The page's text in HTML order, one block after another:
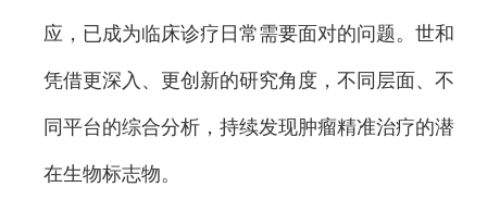
应，已成为临床诊疗日常需要面对的问题。世和
凭借更深入、更创新的研究角度，不同层面、不
同平台的综合分析，持续发现肿瘤精准治疗的潜
在生物标志物。